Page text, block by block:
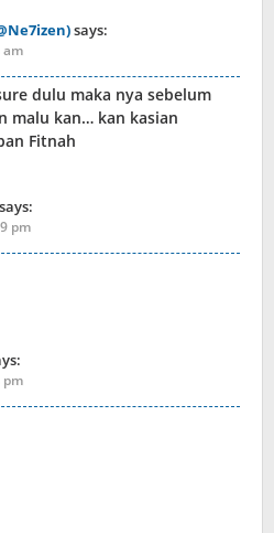
says:
am
dulu maka nya sebelum
malu kan… kan kasian
Fitnah
says:
pm
pm